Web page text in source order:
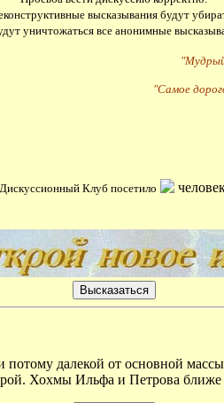
высказывания будут
уничтожаться все анонимные
"Самое
Дискуссионный Клуб посетило
далекой от основной
Хохмы Ильфа и Петрова